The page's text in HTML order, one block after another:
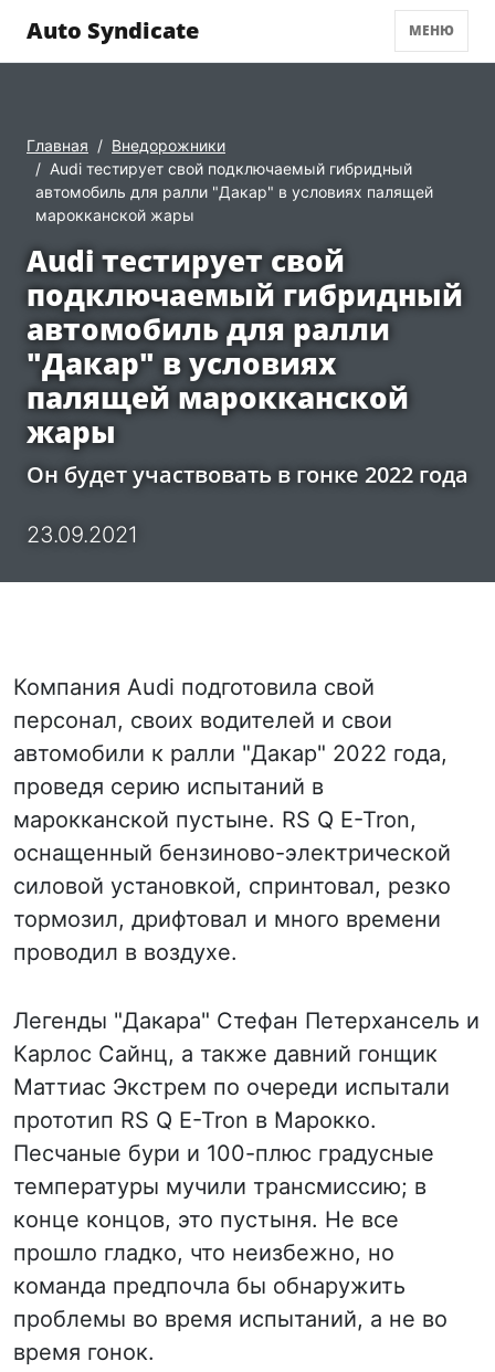
Auto Syndicate МЕНЮ
Главная
Внедорожники
Audi тестирует свой подключаемый гибридный
автомобиль для ралли "Дакар" в условиях палящей
марокканской жары
Audi тестирует свой
подключаемый гибридный
автомобиль для ралли
"Дакар" в условиях
палящей марокканской
жары
Он будет участвовать в гонке 2022 года
23.09.2021
Компания Audi подготовила свой
персонал, своих водителей и свои
автомобили к ралли "Дакар" 2022 года,
проведя серию испытаний в
марокканской пустыне. RS Q E-Tron,
оснащенный бензиново-электрической
силовой установкой, спринтовал, резко
тормозил, дрифтовал и много времени
проводил в воздухе.
Легенды "Дакара" Стефан Петерхансель и
Карлос Сайнц, а также давний гонщик
Маттиас Экстрем по очереди испытали
прототип RS Q E-Tron в Марокко.
Песчаные бури и 100-плюс градусные
температуры мучили трансмиссию; в
конце концов, это пустыня. Не все
прошло гладко, что неизбежно, но
команда предпочла бы обнаружить
проблемы во время испытаний, а не во
время гонок.